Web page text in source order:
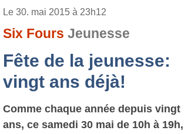
Le 30. mai 2015 à 23h12
Six Fours Jeunesse
Fête de la jeunesse:
vingt ans déjà!
Comme chaque année depuis vingt
ans, ce samedi 30 mai de 10h à 19h,